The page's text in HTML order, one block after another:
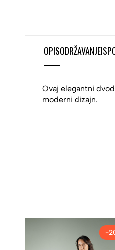
OPISODRŽAVANJE
Ovaj elegantni
moderni dizajn.
-